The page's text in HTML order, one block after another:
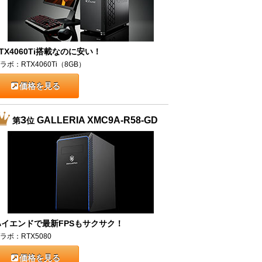
搭載なのに安い！
ボ：RTX4060Ti（8GB）
価格を見る
第3位GALLERIA XMC9A-R58-GD
エンドで最新FPSもサクサク！
ボ：RTX5080
価格を見る